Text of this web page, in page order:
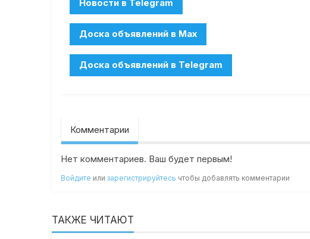
Комментарии
Нет комментариев. Ваш будет первым!
Войдите илизарегистрируйтесь чтобы добавлять комментарии
ТАКЖЕ ЧИТАЮТ